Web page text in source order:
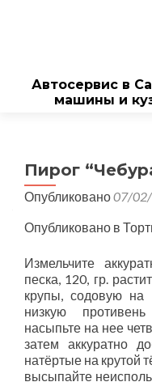
Автосервис в
машины и
Пирог
Опубликовано07/
Опубликовано в
Измельчите
песка, 120, гр.
крупы, содовую на
низкую
насыпьте на нее
затем аккуратно
натёртые на крутой
высыпайте